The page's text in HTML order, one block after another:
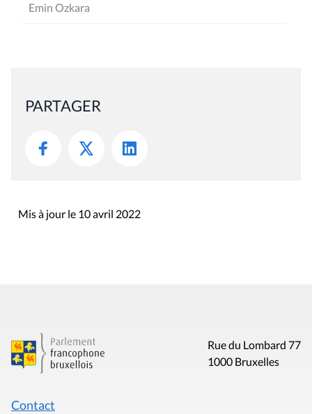
Emin Ozkara
PARTAGER
Mis à jour le 10 avril 2022
Rue du Lombard 77
1000 Bruxelles
Contact